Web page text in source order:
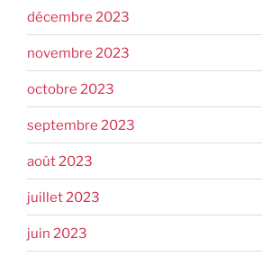
décembre 2023
novembre 2023
octobre 2023
septembre 2023
août 2023
juillet 2023
juin 2023